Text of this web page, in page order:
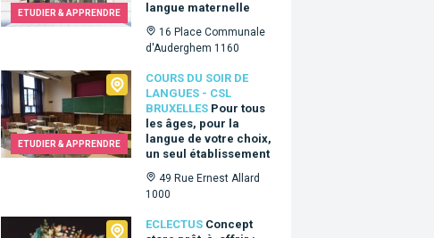
ETUDIER & APPRENDRE
langue maternelle
16 Place Communale
d'Auderghem 1160
ETUDIER & APPRENDRE
COURS DU SOIR DE
LANGUES - CSL
BRUXELLES Pour tous
les âges, pour la
langue de votre choix,
un seul établissement
49 Rue Ernest Allard
1000
Cours du Soir de Langues - CSL Bruxelles
ECLECTUS Concept
Eclectus